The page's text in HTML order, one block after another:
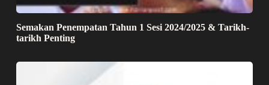
Semakan Penempatan Tahun 1 Sesi 2024/2025 & Tarikh-
tarikh Penting